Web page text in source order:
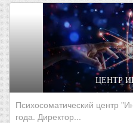
ЦЕНТР
Психосоматический центр
года. Директор...